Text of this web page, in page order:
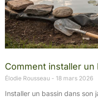
Comment installer un
Élodie Rousseau 18 mars 2026
Installer un bassin dans son